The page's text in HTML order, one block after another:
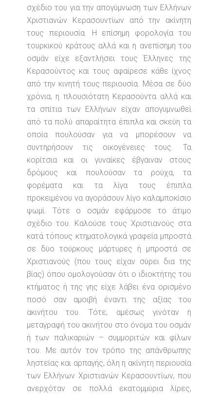
σχέδιο του για την απογύμνωση των Ελλήνων
Χριστιανών Κερασουντίων από την ακίνητη
τους περιουσία. Η επίσημη φορολογία του
τουρκικού κράτους αλλά και η ανεπίσημη του
οσμάν είχε εξαντλήσει τους Έλληνες της
Κερασούντος και τους αφαίρεσε κάθε ίχνος
από την κινητή τους περιουσία. Μέσα σε δύο
χρόνια, η πλουσιότατη Κερασούντα αλλά και
τα σπίτια των Ελλήνων είχαν απογυμνωθεί
από τα πολύ απαραίτητα έπιπλα και σκεύη τα
οποία πουλούσαν για να μπορέσουν να
συντηρήσουν τις οικογένειες τους. Τα
κορίτσια και οι γυναίκες έβγαιναν στους
δρόμους και πουλούσαν τα ρούχα, τα
φορέματα και τα λίγα τους έπιπλα
προκειμένου να αγοράσουν λίγο καλαμποκίσιο
ψωμί. Τότε ο οσμάν εφάρμοσε το άτιμο
σχέδιο του. Καλούσε τους Χριστιανούς στα
κατά τόπους κτηματολογικά γραφεία μπροστά
σε δύο τούρκους μάρτυρες ή μπροστά σε
Χριστιανούς (που τους είχαν σύρει δια της
βίας) όπου ομολογούσαν ότι ο ιδιοκτήτης του
κτήματος ή της γης είχε λάβει ένα ορισμένο
ποσό σαν αμοιβή έναντι της αξίας του
ακινήτου του. Τότε, αμέσως γινόταν η
μεταγραφή του ακινήτου στο όνομα του οσμάν
ή των παλικαριών – συμμοριτών και φίλων
του. Με αυτόν τον τρόπο της απάνθρωπης
ληστείας και αρπαγής, όλη η ακίνητη περιουσία
των Ελλήνων Χριστιανών Κερασουντίων, που
ανερχόταν σε πολλά εκατομμύρια λίρες,